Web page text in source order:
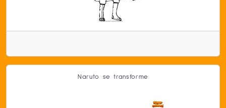
Naruto se transforme